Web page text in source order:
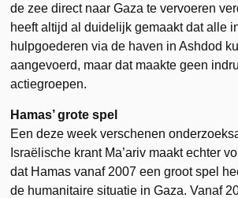
de zee direct naar Gaza te vervoeren
heeft altijd al duidelijk gemaakt dat alle
hulpgoederen via de haven in Ashdod
aangevoerd, maar dat maakte geen
actiegroepen.
Hamas’ grote spel
Een deze week verschenen
Israëlische krant Ma’ariv maakt echter
dat Hamas vanaf 2007 een groot spel
de humanitaire situatie in Gaza. Vanaf